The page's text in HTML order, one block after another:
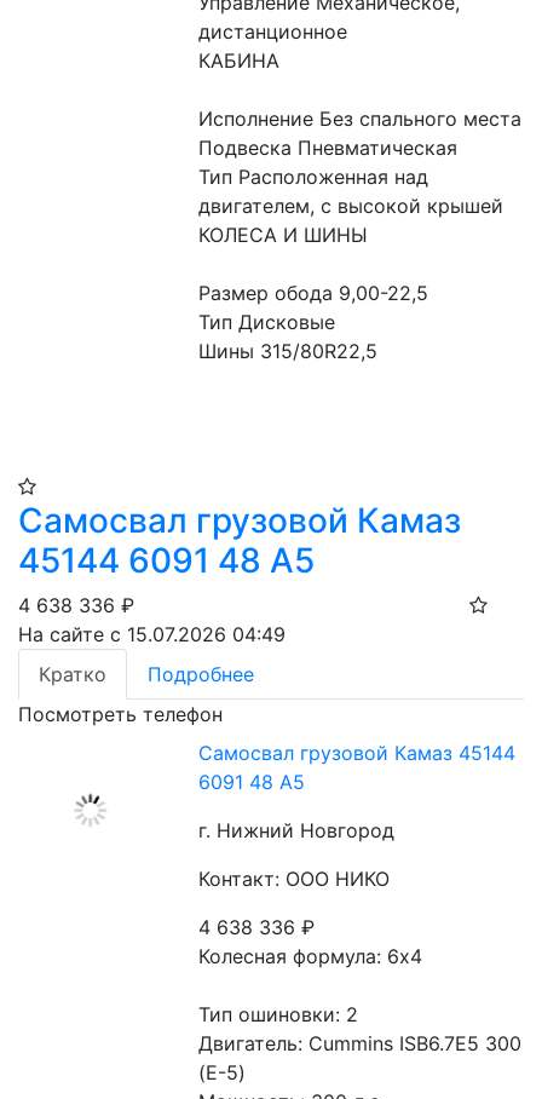
дистанционное
КАБИНА
Исполнение Без спального места
Подвеска Пневматическая
Тип Расположенная над
двигателем, с высокой крышей
КОЛЕСА И ШИНЫ
Размер обода 9,00-22,5
Тип Дисковые
Шины 315/80R22,5
Самосвал грузовой Камаз
45144 6091 48 А5
4 638 336 ₽
На сайте с 15.07.2026 04:49
Кратко
Подробнее
Посмотреть телефон
Самосвал грузовой Камаз 45144
6091 48 А5
г. Нижний Новгород
Контакт: ООО НИКО
4 638 336₽
Колесная формула: 6х4
Тип ошиновки: 2
Двигатель: Cummins ISB6.7E5 300
(Е-5)